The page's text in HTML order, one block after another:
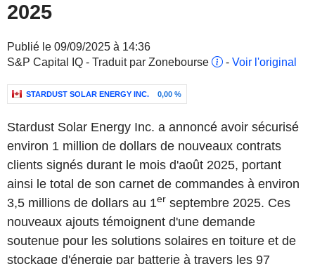
2025
Publié le 09/09/2025 à 14:36
S&P Capital IQ - Traduit par Zonebourse
- Voir l'original
STARDUST SOLAR ENERGY INC. 0,00 %
Stardust Solar Energy Inc. a annoncé avoir sécurisé
environ 1 million de dollars de nouveaux contrats
clients signés durant le mois d'août 2025, portant
ainsi le total de son carnet de commandes à environ
3,5 millions de dollars au 1er septembre 2025. Ces
nouveaux ajouts témoignent d'une demande
soutenue pour les solutions solaires en toiture et de
stockage d'énergie par batterie à travers les 97